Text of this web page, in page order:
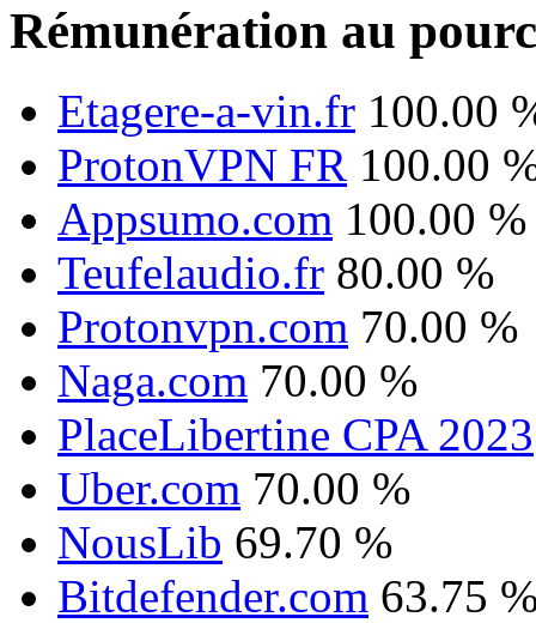
Rémunération au
Etagere-a-vin.fr 100.00
ProtonVPN FR 100.00
Appsumo.com 100.00 %
Teufelaudio.fr 80.00 %
Protonvpn.com 70.00 %
Naga.com 70.00 %
PlaceLibertine CPA 2023
Uber.com 70.00 %
NousLib 69.70 %
Bitdefender.com 63.75